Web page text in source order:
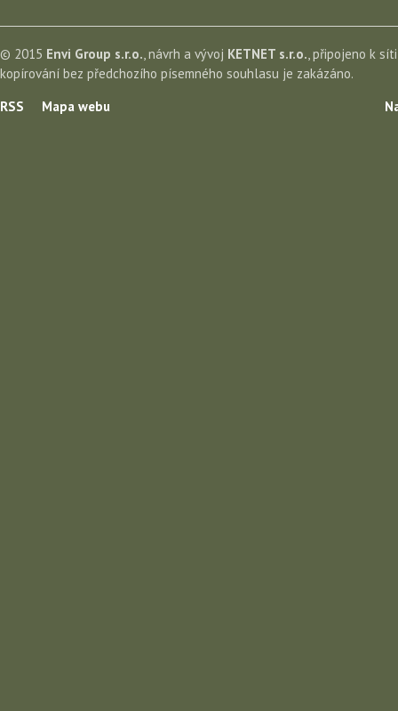
© 2015 Envi Group s.r.o., návrh a vývoj KETNET s.r.o., připojeno k
kopírování bez předchozího písemného souhlasu je zakázáno.
RSS
Mapa webu